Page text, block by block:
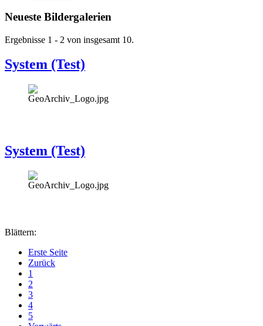
Neueste Bildergalerien
Ergebnisse 1 - 2 von insgesamt 10.
System (Test)
System (Test)
Blättern:
Erste Seite
Zurück
1
2
3
4
5